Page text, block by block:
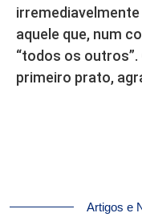
aquele que, num
“todos os
primeiro prato,
Artigos e